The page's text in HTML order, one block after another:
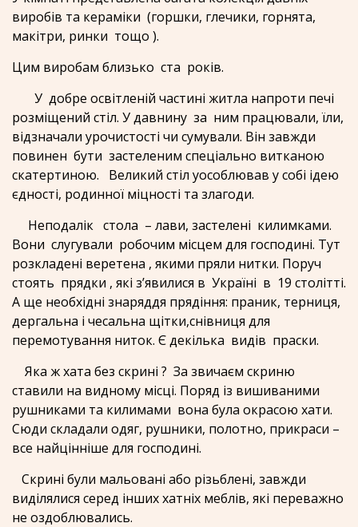
виробів та кераміки (горшки, глечики, горнята,
макітри, ринки тощо ).
Цим виробам близько ста років.
У добре освітленій частині житла напроти печі
розміщений стіл. У давнину за ним працювали, їли,
відзначали урочистості чи сумували. Він завжди
повинен бути застеленим спеціально витканою
скатертиною. Великий стіл уособлював у собі ідею
єдності, родинної міцності та злагоди.
Неподалік стола – лави, застелені килимками.
Вони слугували робочим місцем для господині. Тут
розкладені веретена , якими пряли нитки. Поруч
стоять прядки , які з’явилися в Україні в 19 столітті.
А ще необхідні знаряддя прядіння: праник, терниця,
дергальна і чесальна щітки,снівниця для
перемотування ниток. Є декілька видів праски.
Яка ж хата без скрині ? За звичаєм скриню
ставили на видному місці. Поряд із вишиваними
рушниками та килимами вона була окрасою хати.
Сюди складали одяг, рушники, полотно, прикраси –
все найцінніше для господині.
Скрині були мальовані або різьблені, завжди
виділялися серед інших хатніх меблів, які переважно
не оздоблювались.